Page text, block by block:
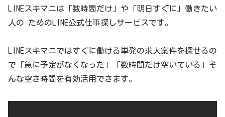
LINEスキマニは「数時間だけ」や「明日すぐに」働きたい
人の ためのLINE公式仕事探しサービスです。
LINEスキマニではすぐに働ける単発の求人案件を探せるの
で「急に予定がなくなった」「数時間だけ空いている」そ
んな空き時間を有効活用できます。